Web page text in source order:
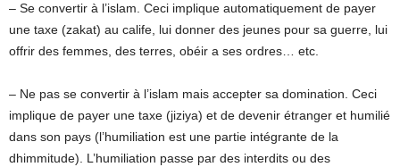
– Se convertir à l’islam. Ceci implique automatiquement de payer
une taxe (zakat) au calife, lui donner des jeunes pour sa guerre, lui
offrir des femmes, des terres, obéir a ses ordres… etc.
– Ne pas se convertir à l’islam mais accepter sa domination. Ceci
implique de payer une taxe (jiziya) et de devenir étranger et humilié
dans son pays (l’humiliation est une partie intégrante de la
dhimmitude). L’humiliation passe par des interdits ou des